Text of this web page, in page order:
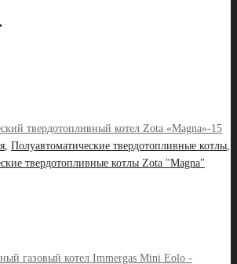
твердотопливный котел Zota «Magna»-15
Полуавтоматические твердотопливные котлы
твердотопливные котлы Zota "Magna"